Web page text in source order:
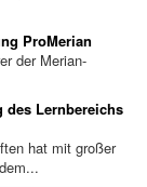
ProMerian
der Merian-
des Lernbereichs
hat mit großer